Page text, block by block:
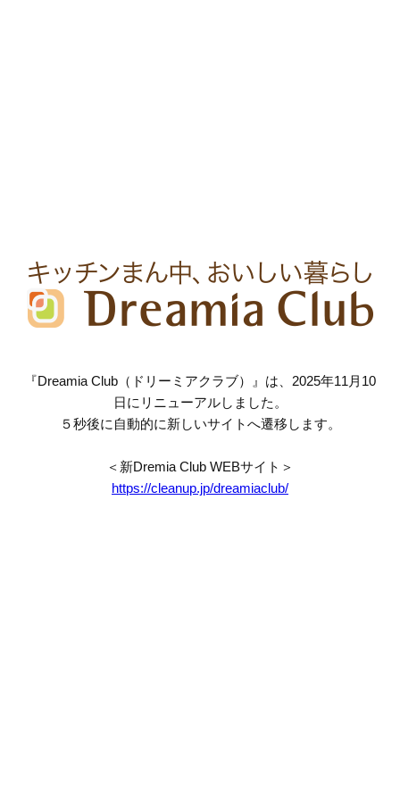
『Dreamia Club（ドリーミアクラブ）』は、2025年11月10
日にリニューアルしました。
５秒後に自動的に新しいサイトへ遷移します。
＜新Dremia Club WEBサイト＞
https://cleanup.jp/dreamiaclub/